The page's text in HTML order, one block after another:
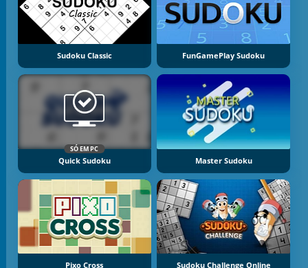
Sudoku Classic FunGamePlay Sudoku
SÓ EM PC
Quick Sudoku Master Sudoku
Pixo Cross Sudoku Challenge Online